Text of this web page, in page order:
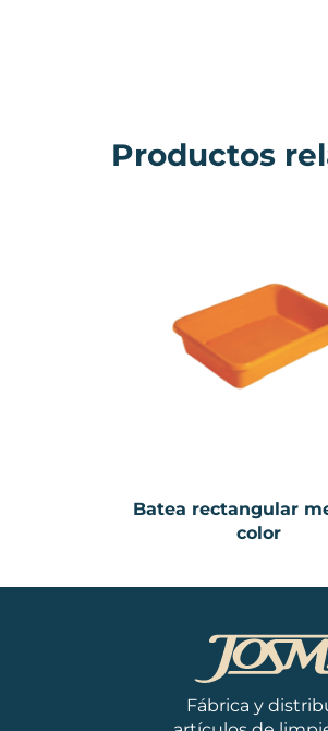
Productos
Batea rectangular
color
Fábrica y